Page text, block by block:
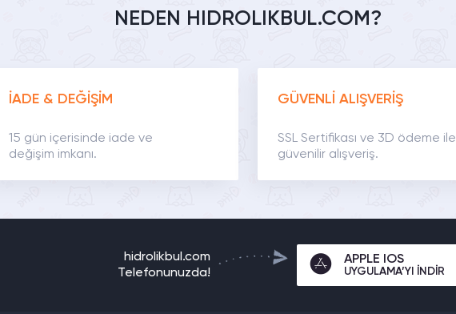
NEDEN HIDROLIKBUL.COM?
İADE & DEĞİŞİM
15 gün içerisinde iade ve
değişim imkanı.
GÜVENLİ ALIŞVERİŞ
SSL Sertifikası ve 3D ödeme ile
güvenilir alışveriş.
hidrolikbul.com
Telefonunuzda!
APPLE IOS
UYGULAMA’YI İNDİR